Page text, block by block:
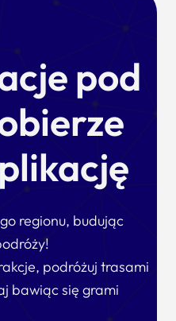
pod
regionu, budując
podróżuj trasami
bawiąc się grami